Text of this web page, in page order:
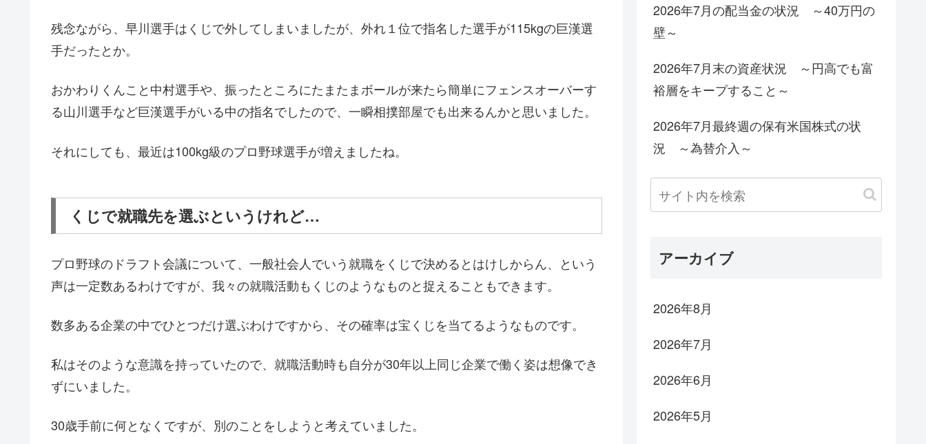
残念ながら、早川選手はくじで外してしまいましたが、外れ１位で指名した選手が115kgの巨漢選
手だったとか。
おかわりくんこと中村選手や、振ったところにたまたまボールが来たら簡単にフェンスオーバーす
る山川選手など巨漢選手がいる中の指名でしたので、一瞬相撲部屋でも出来るんかと思いました。
それにしても、最近は100kg級のプロ野球選手が増えましたね。
くじで就職先を選ぶというけれど…
プロ野球のドラフト会議について、一般社会人でいう就職をくじで決めるとはけしからん、という
声は一定数あるわけですが、我々の就職活動もくじのようなものと捉えることもできます。
数多ある企業の中でひとつだけ選ぶわけですから、その確率は宝くじを当てるようなものです。
私はそのような意識を持っていたので、就職活動時も自分が30年以上同じ企業で働く姿は想像でき
ずにいました。
30歳手前に何となくですが、別のことをしようと考えていました。
2026年7月の配当金の状況 ～40万円の
壁～
2026年7月末の資産状況 ～円高でも富
裕層をキープすること～
2026年7月最終週の保有米国株式の状
況 ～為替介入～
アーカイブ
2026年8月
2026年7月
2026年6月
2026年5月